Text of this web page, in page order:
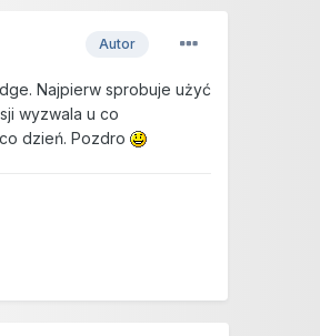
Autor
Najpierw sprobuje użyć
wyzwala u co
co dzień. Pozdro